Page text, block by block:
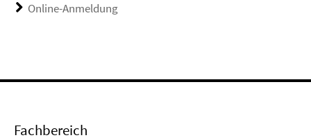
Online-Anmeldung
Fachbereich